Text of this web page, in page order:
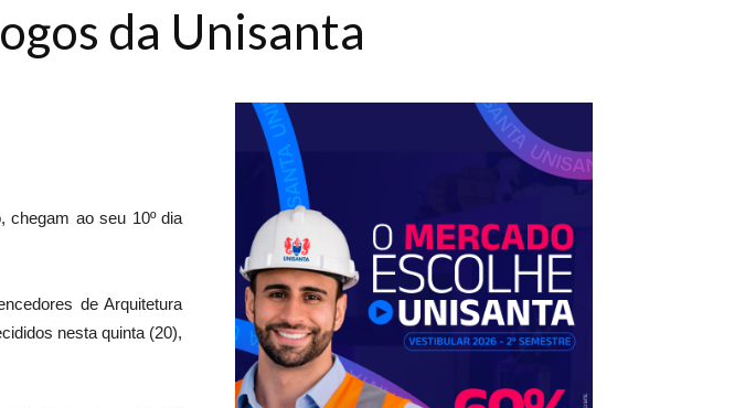
da Unisanta
chegam ao seu 10º dia
de Arquitetura
nesta quinta (20),